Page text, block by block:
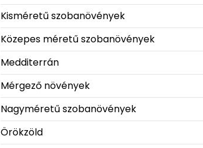
Kisméretű szobanövények
Közepes méretű szobanövények
Medditerrán
Mérgező növények
Nagyméretű szobanövények
Örökzöld